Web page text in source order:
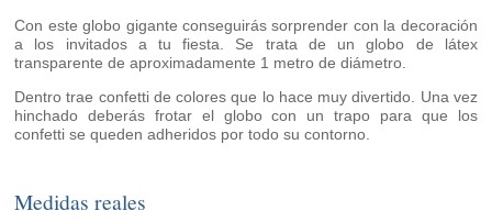
Con este globo gigante conseguirás sorprender con la decoración
a los invitados a tu fiesta. Se trata de un globo de látex
transparente de aproximadamente 1 metro de diámetro.
Dentro trae confetti de colores que lo hace muy divertido. Una vez
hinchado deberás frotar el globo con un trapo para que los
confetti se queden adheridos por todo su contorno.
Medidas reales